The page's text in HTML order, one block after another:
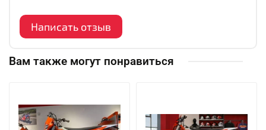
Написать отзыв
Вам также могут понравиться